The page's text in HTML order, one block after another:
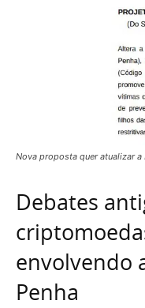
Nova proposta quer atualizar a
Debates
envolvendo
Penha